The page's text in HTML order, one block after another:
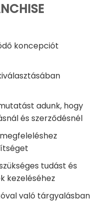
koncepciót
adunk, hogy
és szerződésnél
tudást és
kezeléséhez
való tárgyalásban